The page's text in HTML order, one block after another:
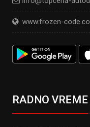
www.frozen-
RADNO VREME